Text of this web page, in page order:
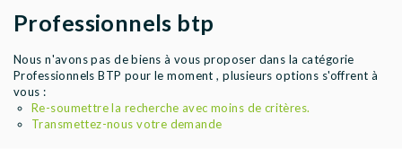
BIENS VENDUS
ESTIMER
AGENCES
Professionnels btp
Nous n'avons pas de biens à vous proposer dans la catégorie
Professionnels BTP pour le moment , plusieurs options s'offrent à
vous :
Re-soumettre la recherche avec moins de critères.
Transmettez-nous votre demande